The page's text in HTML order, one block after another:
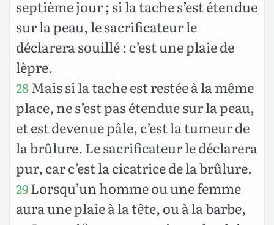
septième jour ; si la tache s’est étendue
sur la peau, le sacrificateur le
déclarera souillé : c’est une plaie de
lèpre.
28Mais si la tache est restée à la même
place, ne s’est pas étendue sur la peau,
et est devenue pâle, c’est la tumeur de
la brûlure. Le sacrificateur le déclarera
pur, car c’est la cicatrice de la brûlure.
29Lorsqu’un homme ou une femme
aura une plaie à la tête, ou à la barbe,